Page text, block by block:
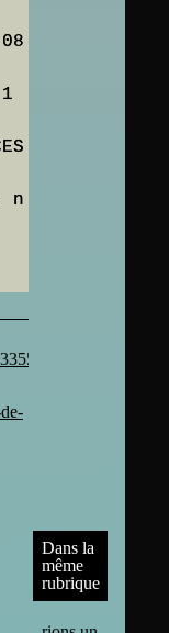
n
Dans la
même
rubrique